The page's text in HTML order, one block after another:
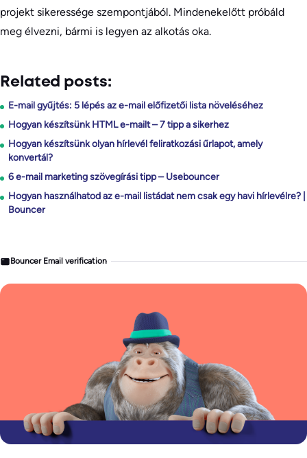
projekt sikeressége szempontjából. Mindenekelőtt próbáld
meg élvezni, bármi is legyen az alkotás oka.
Related posts:
E-mail gyűjtés: 5 lépés az e-mail előfizetői lista növeléséhez
Hogyan készítsünk HTML e-mailt – 7 tipp a sikerhez
Hogyan készítsünk olyan hírlevél feliratkozási űrlapot, amely
konvertál?
6 e-mail marketing szövegírási tipp – Usebouncer
Hogyan használhatod az e-mail listádat nem csak egy havi hírlevélre? |
Bouncer
Bouncer Email verification